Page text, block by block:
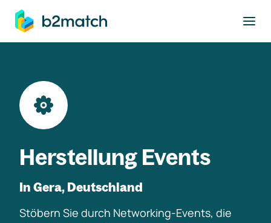
springen
Herstellung Events
In Gera, Deutschland
Stöbern Sie durch Networking-Events, die